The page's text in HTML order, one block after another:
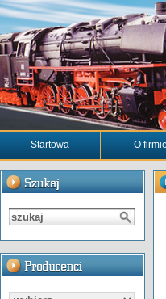
Startowa O firmie